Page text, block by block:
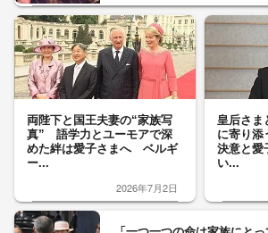
両陛下と国王夫妻の“家族写
真” 語学力とユーモアで深
めた絆は愛子さまへ ベルギ
ー...
2026年7月2日
皇后さま
に寄り添
決意と愛
い...